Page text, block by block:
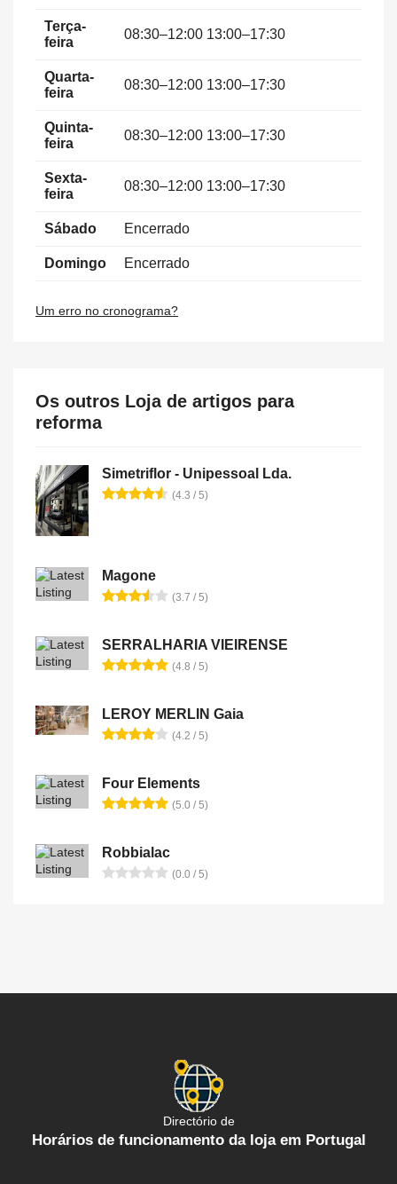
Terça-
feira
08:30–12:00 13:00–17:30
Quarta-
feira
08:30–12:00 13:00–17:30
Quinta-
feira
08:30–12:00 13:00–17:30
Sexta-
feira
08:30–12:00 13:00–17:30
Sábado Encerrado
Domingo Encerrado
Um erro no cronograma?
Os outros Loja de artigos para
reforma
Simetriflor - Unipessoal Lda.
(4.3 / 5)
Magone
(3.7 / 5)
SERRALHARIA VIEIRENSE
(4.8 / 5)
LEROY MERLIN Gaia
(4.2 / 5)
Four Elements
(5.0 / 5)
Robbialac
(0.0 / 5)
Directório de
Horários de funcionamento da loja em Portugal